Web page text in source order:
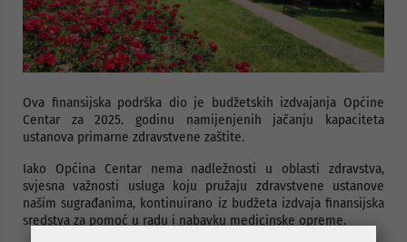
Ova finansijska podrška dio je budžetskih izdvajanja Općine
Centar za 2025. godinu namijenjenih jačanju kapaciteta
ustanova primarne zdravstvene zaštite.
Iako Općina Centar nema nadležnosti u oblasti zdravstva,
svjesna važnosti usluga koju pružaju zdravstvene ustanove
našim sugrađanima, kontinuirano iz budžeta izdvaja finansijska
sredstva za pomoć u radu i nabavku medicinske opreme.